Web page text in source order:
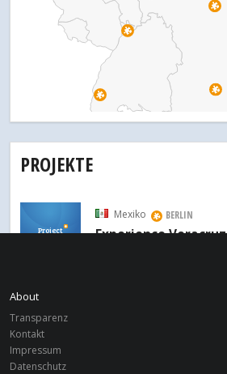
PROJEKTE
Project
Mexiko BERLIN
Experience Veracruz
Project
Project
About
Transparenz
Kontakt
Impressum
Datenschutz